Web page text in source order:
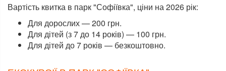
Вартість квитка в парк "Софіївка", ціни на 2026 рік:
Для дорослих — 200 грн.
Для дітей (з 7 до 14 років) — 100 грн.
Для дітей до 7 років — безкоштовно.